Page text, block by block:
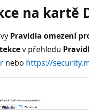
na kartě
Pravidla omezení
v přehledu
nebo https://